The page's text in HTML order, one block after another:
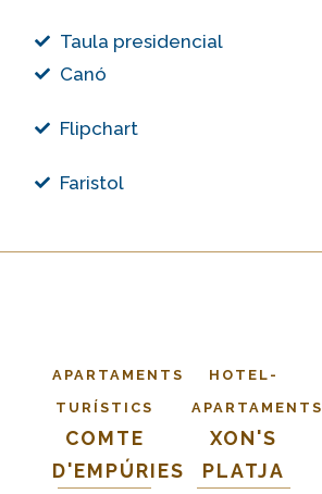
Taula presidencial
Canó
Flipchart
Faristol
APARTAMENTS
TURÍSTICS
COMTE
D'EMPÚRIES
HOTEL-
APARTAMENTS
XON'S
PLATJA